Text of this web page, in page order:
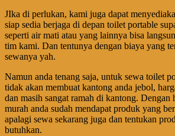
JIka di perlukan, kami juga dapat
siap sedia berjaga di depan toilet portable
seperti air mati atau yang lainnya bisa
tim kami. Dan tentunya dengan biaya yang
sewanya yah.
Namun anda tenang saja, untuk sewa toilet
tidak akan membuat kantong anda jebol,
dan masih sangat ramah di kantong. Dengan
murah anda sudah mendapat produk yang
apalagi sewa sekarang juga dan tentukan
butuhkan.